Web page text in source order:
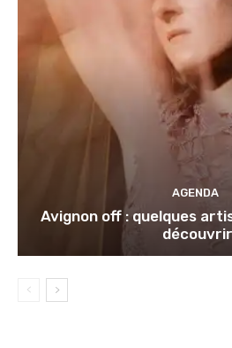
AGENDA
Avignon off : quelques
découvrir